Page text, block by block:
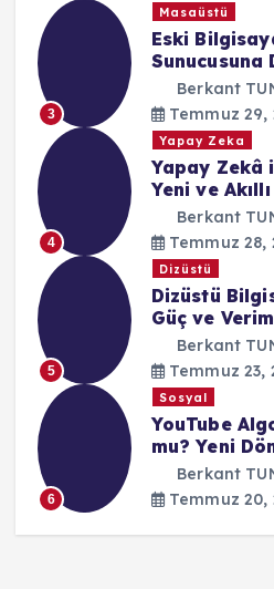
3
Masaüstü
Eski
Sunucusuna
Berkant
Temmuz 29,
4
Yapay Zeka
Yapay Zekâ
Yeni ve
Berkant
Temmuz 28,
5
Dizüstü
Dizüstü
Güç ve
Berkant
Temmuz 23,
6
Sosyal
YouTube
mu? Yeni
Berkant
Temmuz 20,